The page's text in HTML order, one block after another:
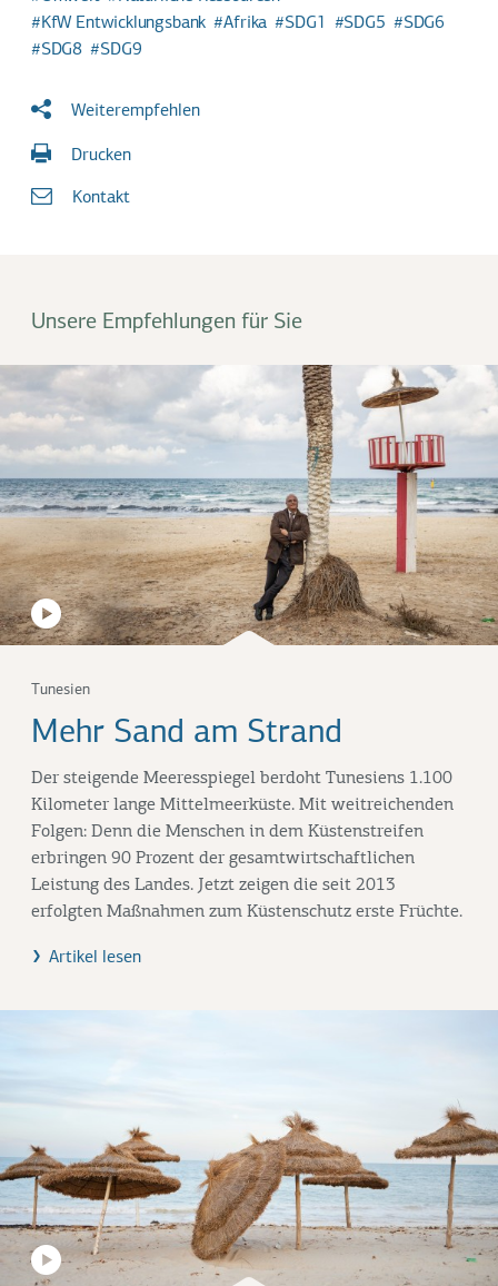
KfW Entwicklungsbank
Afrika SDG1 SDG5
SDG6
SDG8
SDG9
Weiterempfehlen
Drucken
Kontakt
Unsere Empfehlungen für Sie
Tunesien
Mehr Sand am Strand
Der steigende Meeresspiegel berdoht Tunesiens 1.100
Kilometer lange Mittelmeerküste. Mit weitreichenden
Folgen: Denn die Menschen in dem Küstenstreifen
erbringen 90 Prozent der gesamtwirtschaftlichen
Leistung des Landes. Jetzt zeigen die seit 2013
erfolgten Maßnahmen zum Küstenschutz erste Früchte.
Artikel lesen